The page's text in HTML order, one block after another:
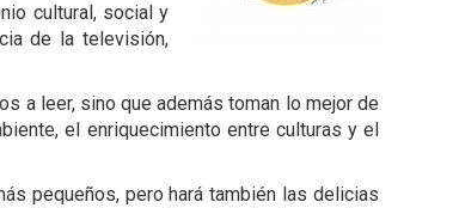
cultural, social y
de la televisión,
a leer, sino que además toman lo mejor de
el enriquecimiento entre culturas y el
pequeños, pero hará también las delicias